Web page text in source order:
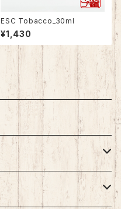
ESC Tobacco_30ml
¥1,430